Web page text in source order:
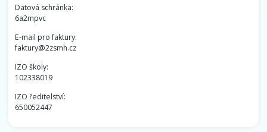
Datová schránka:
6a2mpvc
E-mail pro faktury:
faktury@2zsmh.cz
IZO školy:
102338019
IZO ředitelství:
650052447